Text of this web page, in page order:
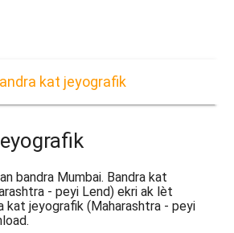
kat jeyografik
bandra Mumbai. Bandra kat
- peyi Lend) ekri ak lèt
kat jeyografik (Maharashtra - peyi